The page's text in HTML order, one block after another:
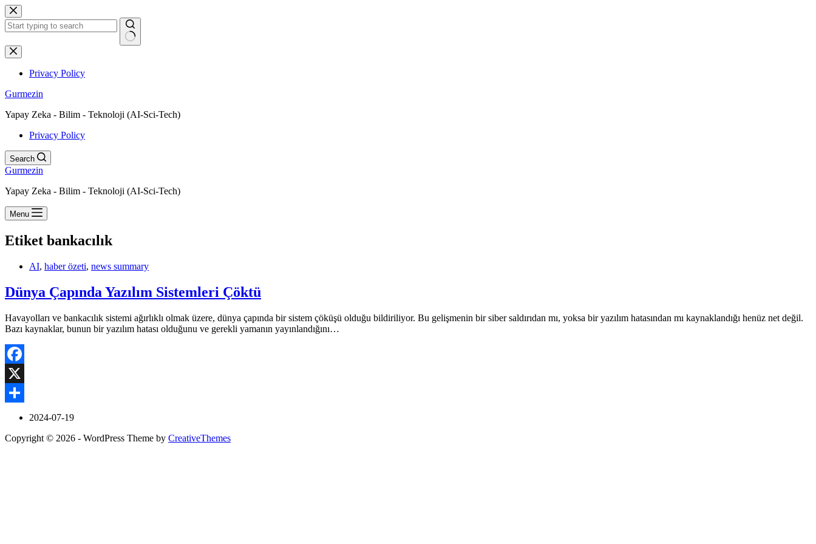
Skip
to
content
No
results
Privacy Policy
Gurmezin
Yapay Zeka - Bilim - Teknoloji (AI-Sci-Tech)
Privacy Policy
Search
Gurmezin
Yapay Zeka - Bilim - Teknoloji (AI-Sci-Tech)
Menu
Etiket bankacılık
AI, haber özeti, news summary
Dünya Çapında Yazılım Sistemleri Çöktü
Havayolları ve bankacılık sistemi ağırlıklı olmak üzere, dünya çapında bir sistem çöküşü olduğu bildiriliyor. Bu gelişmenin bir siber saldırıdan mı, yoksa bir yazılım hatasından mı kaynaklandığı henüz net değil.
Bazı kaynaklar, bunun bir yazılım hatası olduğunu ve gerekli yamanın yayınlandığını…
Facebook
X
2024-07-19
Copyright © 2026 - WordPress Theme by CreativeThemes